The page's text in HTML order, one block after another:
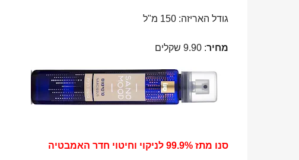
גודל האריזה: 150 מ"ל
מחיר: 9.90 שקלים
סנו מתז 99.9% לניקוי וחיטוי חדר האמבטיה